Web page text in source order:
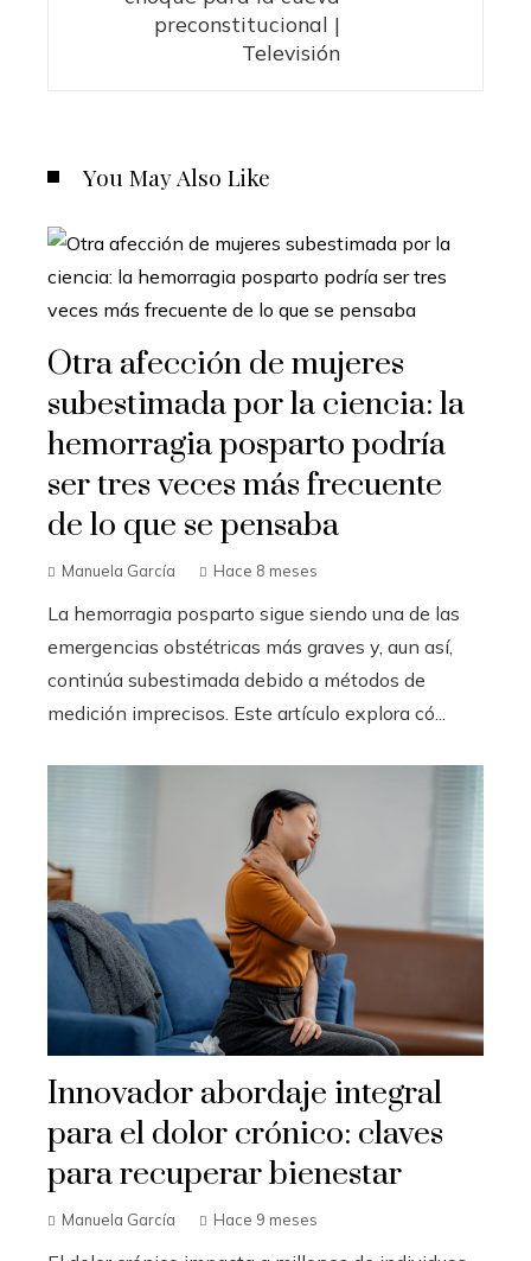
preconstitucional |
Televisión
You May Also Like
Otra afección de mujeres
subestimada por la ciencia: la
hemorragia posparto podría
ser tres veces más frecuente
de lo que se pensaba
Manuela García Hace 8 meses
La hemorragia posparto sigue siendo una de las
emergencias obstétricas más graves y, aun así,
continúa subestimada debido a métodos de
medición imprecisos. Este artículo explora có...
Innovador abordaje integral
para el dolor crónico: claves
para recuperar bienestar
Manuela García Hace 9 meses